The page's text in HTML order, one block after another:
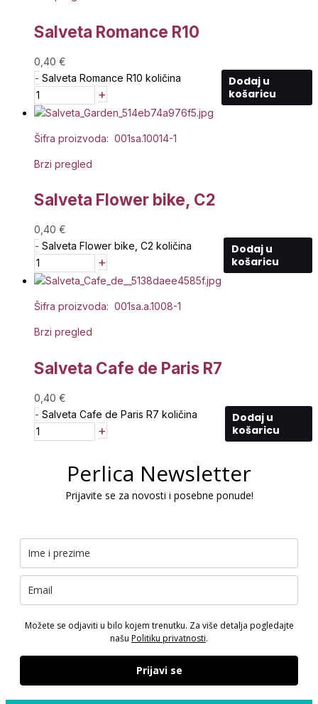
Salveta Romance R10
0,40 €
- Salveta Romance R10 količina
+
Dodaj u
košaricu
Šifra proizvoda: 001sa.10014-1
Brzi pregled
Salveta Flower bike, C2
0,40 €
- Salveta Flower bike, C2 količina
+
Dodaj u
košaricu
Šifra proizvoda: 001sa.a.1008-1
Brzi pregled
Salveta Cafe de Paris R7
0,40 €
- Salveta Cafe de Paris R7 količina
+
Dodaj u
košaricu
Perlica Newsletter
Prijavite se za novosti i posebne ponude!
Možete se odjaviti u bilo kojem trenutku. Za više detalja pogledajte
našu Politiku privatnosti.
Prijavi se